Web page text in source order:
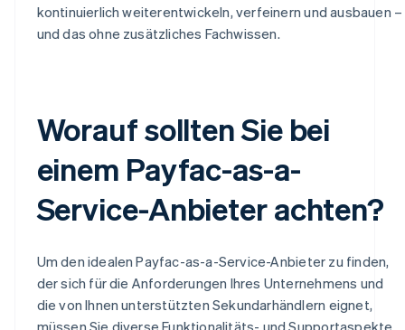
kontinuierlich weiterentwickeln, verfeinern und ausbauen –
und das ohne zusätzliches Fachwissen.
Worauf sollten Sie bei
einem Payfac-as-a-
Service-Anbieter achten?
Um den idealen Payfac-as-a-Service-Anbieter zu finden,
der sich für die Anforderungen Ihres Unternehmens und
die von Ihnen unterstützten Sekundarhändlern eignet,
müssen Sie diverse Funktionalitäts- und Supportaspekte